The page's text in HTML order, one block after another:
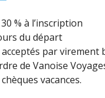
% à l’inscription
du départ
par virement
de Vanoise
vacances.